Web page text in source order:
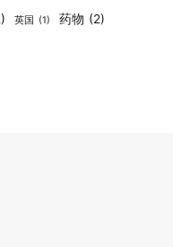
英国 (1) 药物 (2)